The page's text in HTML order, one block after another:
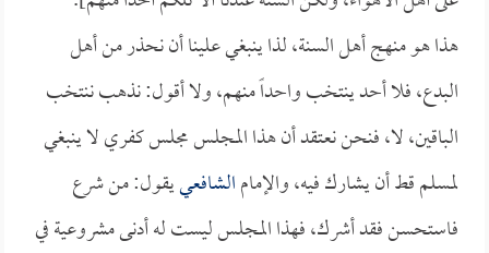
هذا هو منهج أهل السنة، لذا ينبغي علينا أن نحذر من أهل
البدع، فلا أحد ينتخب واحداً منهم، ولا أقول: نذهب ننتخب
الباقين، لا، فنحن نعتقد أن هذا المجلس مجلس كفري لا ينبغي
لمسلم قط أن يشارك فيه، والإمامالشافعييقول: من شرع
فاستحسن فقد أشرك، فهذا المجلس ليست له أدنى مشروعية في